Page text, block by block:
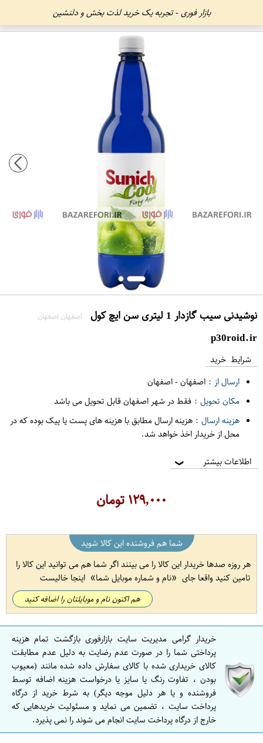
بازار فوری - تجربه یک خرید لذت بخش و دلنشین
نوشیدنی سیب گازدار 1 لیتری سن ایچ کول اصفهان اصفهان
p30roid.ir
شرایط خرید
ارسال از : اصفهان-اصفهان
مکان تحویل : فقط در شهر اصفهان قابل تحویل می باشد
هزینه ارسال : هزینه ارسال مطابق با هزینه های پست یا پیک بوده که در
محل از خریدار اخذ خواهد شد.
اطلاعات بیشتر ❯
۱۲۹,۰۰۰تومان
شما هم فروشنده این کالا شوید
هر روزه صدها خریدار این کالا را می بینند اگر شما هم می توانید این کالا را
تامین کنید واقعا جای
نام و شماره موبایل شما اینجا خالیست
هم اکنون نام و موبایلتان را اضافه کنید
خریدار گرامی مدیریت سایت بازارفوری بازگشت تمام هزینه
پرداختی شما را در صورت عدم رضایت به دلیل عدم مطابقت
کالای خریداری شده با کالای سفارش داده شده مانند (معیوب
بودن ، تفاوت رنگ یا سایز یا درخواست هزینه اضافه توسط
فروشنده و یا هر دلیل موجه دیگر) به شرط خرید از درگاه
پرداخت سایت ، تضمین می نماید و مسئولیت خریدهایی که
خارج از درگاه پرداخت سایت انجام می شوند را نمی پذیرد.